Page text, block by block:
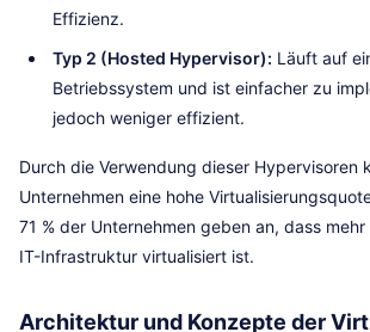
Effizienz.
Typ 2 (Hosted Hypervisor): Läuft auf
Betriebssystem und ist einfacher zu
jedoch weniger effizient.
Durch die Verwendung dieser Hypervisoren
Unternehmen eine hohe
71 % der Unternehmen geben an, dass
IT-Infrastruktur virtualisiert ist.
Architektur und Konzepte der